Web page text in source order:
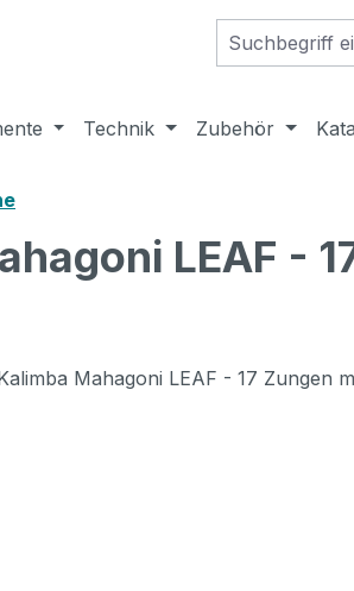
Technik Zubehör
LEAF -